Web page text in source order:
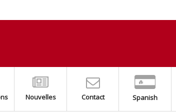
Nouvelles Contact Spanish